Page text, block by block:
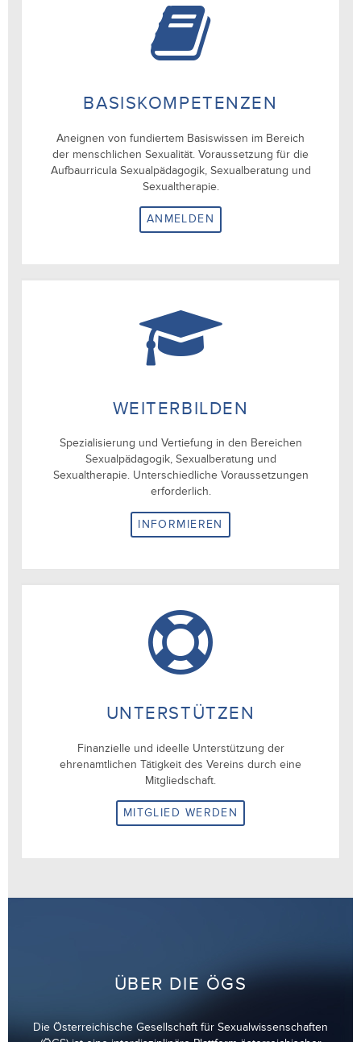
BASISKOMPETENZEN
Aneignen von fundiertem Basiswissen im Bereich
der menschlichen Sexualität. Voraussetzung für die
Aufbaurricula Sexualpädagogik, Sexualberatung und
Sexualtherapie.
ANMELDEN
WEITERBILDEN
Spezialisierung und Vertiefung in den Bereichen
Sexualpädagogik, Sexualberatung und
Sexualtherapie. Unterschiedliche Voraussetzungen
erforderlich.
INFORMIEREN
UNTERSTÜTZEN
Finanzielle und ideelle Unterstützung der
ehrenamtlichen Tätigkeit des Vereins durch eine
Mitgliedschaft.
MITGLIED WERDEN
ÜBER DIE ÖGS
Die Österreichische Gesellschaft für Sexualwissenschaften